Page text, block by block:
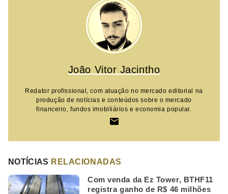
João Vitor Jacintho
Redator profissional, com atuação no mercado editorial na
produção de notícias e conteúdos sobre o mercado
financeiro, fundos imobiliários e economia popular.
NOTÍCIAS RELACIONADAS
Com venda da Ez Tower, BTHF11
registra ganho de R$ 46 milhões